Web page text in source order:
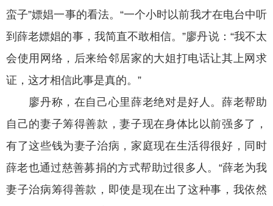
蛮子”嫖娼一事的看法。“一个小时以前我才在电台中听
到薛老嫖娼的事，我简直不敢相信。”廖丹说：“我不太
会使用网络，后来给邻居家的大姐打电话让其上网求
证，这才相信此事是真的。”
廖丹称，在自己心里薛老绝对是好人。薛老帮助
自己的妻子筹得善款，妻子现在身体比以前强多了，
有了这些钱为妻子治病，家庭现在生活得很好，同时
薛老也通过慈善募捐的方式帮助过很多人。“薛老为我
妻子治病筹得善款，即使是现在出了这种事，我依然